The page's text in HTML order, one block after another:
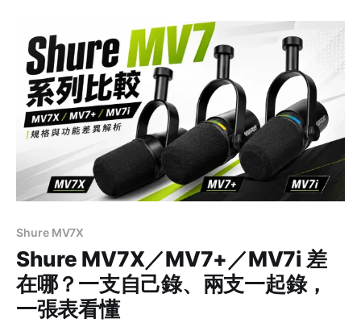
註3，可以邊彈邊唱；E2 Gen 2 則是兩個 XLR 輸入，專
門給兩支麥克風、做雙人對談。想清楚這點，答案就出來
了。 先給結論：差別在「接幾支麥、要不要接樂器」
AME2（原版 E2）E2 Gen 2 麥克風輸入XLR ×1 ＋ 3.
Shure MV7X
Shure MV7X／MV7+／MV7i 差
在哪？一支自己錄、兩支一起錄，
一張表看懂